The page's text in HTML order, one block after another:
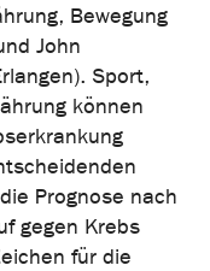
Bewegung
John
Sport,
können
Prognose nach
gegen Krebs
für die